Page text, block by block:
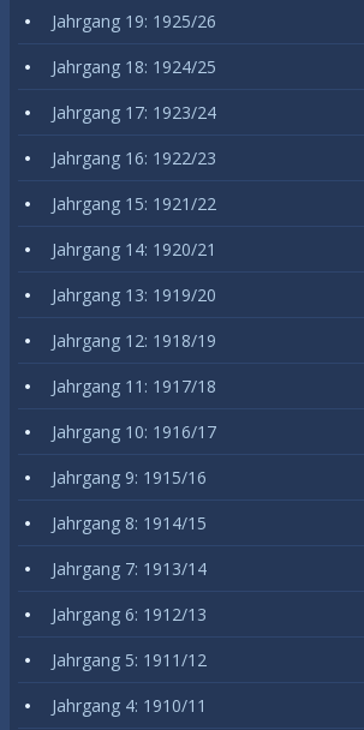
Jahrgang 19: 1925/26
Jahrgang 18: 1924/25
Jahrgang 17: 1923/24
Jahrgang 16: 1922/23
Jahrgang 15: 1921/22
Jahrgang 14: 1920/21
Jahrgang 13: 1919/20
Jahrgang 12: 1918/19
Jahrgang 11: 1917/18
Jahrgang 10: 1916/17
Jahrgang 9: 1915/16
Jahrgang 8: 1914/15
Jahrgang 7: 1913/14
Jahrgang 6: 1912/13
Jahrgang 5: 1911/12
Jahrgang 4: 1910/11